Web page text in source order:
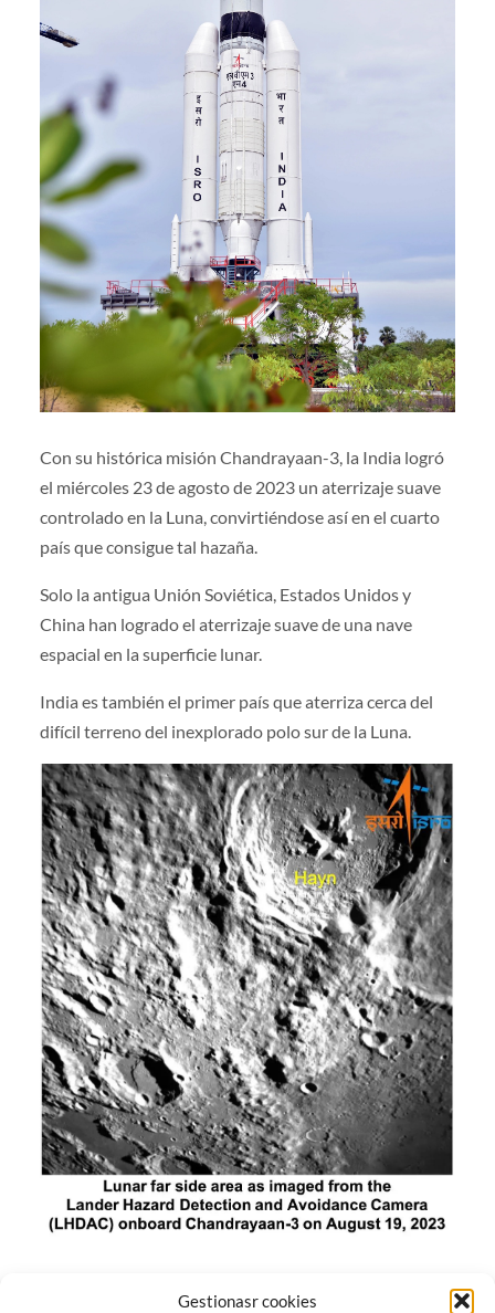
Gestionasr cookies
Con su histórica misión Chandrayaan-3, la India logró
el miércoles 23 de agosto de 2023 un aterrizaje suave
controlado en la Luna, convirtiéndose así en el cuarto
país que consigue tal hazaña.
Solo la antigua Unión Soviética, Estados Unidos y
China han logrado el aterrizaje suave de una nave
espacial en la superficie lunar.
India es también el primer país que aterriza cerca del
difícil terreno del inexplorado polo sur de la Luna.